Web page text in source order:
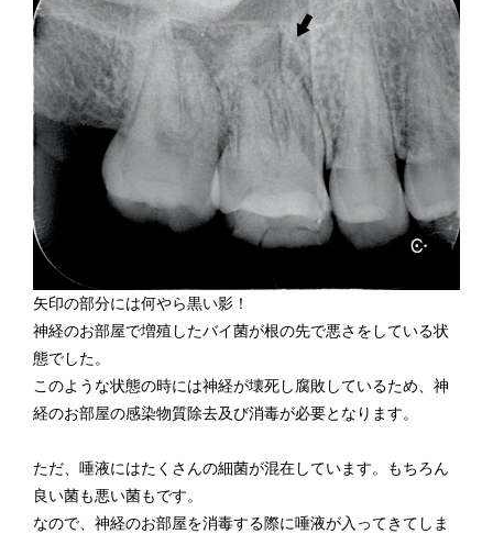
矢印の部分には何やら黒い影！
神経のお部屋で増殖したバイ菌が根の先で悪さをしている状
態でした。
このような状態の時には神経が壊死し腐敗しているため、神
経のお部屋の感染物質除去及び消毒が必要となります。
ただ、唾液にはたくさんの細菌が混在しています。もちろん
良い菌も悪い菌もです。
なので、神経のお部屋を消毒する際に唾液が入ってきてしま